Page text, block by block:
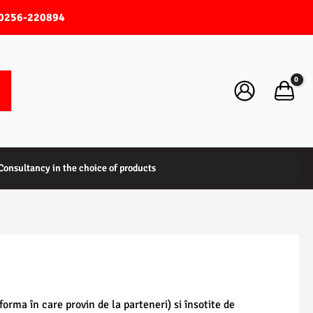
220894
in the choice of products
in the choice of products
în care provin de la parteneri) si însotite de